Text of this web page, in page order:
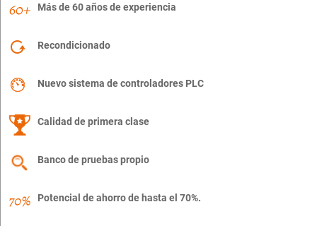
Más de 60 años de experiencia
Recondicionado
Nuevo sistema de controladores PLC
Calidad de primera clase
Banco de pruebas propio
Potencial de ahorro de hasta el 70%.